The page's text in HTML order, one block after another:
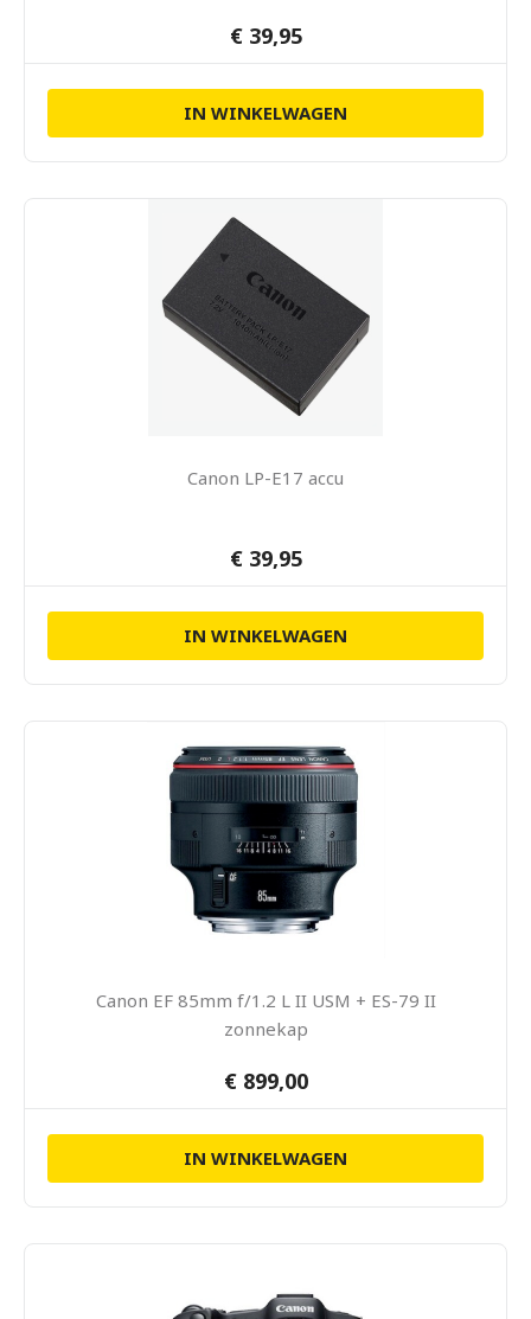
€ 39,95
IN WINKELWAGEN
Canon LP-E17 accu
€ 39,95
IN WINKELWAGEN
Canon EF 85mm f/1.2 L II USM + ES-79 II
zonnekap
€ 899,00
IN WINKELWAGEN